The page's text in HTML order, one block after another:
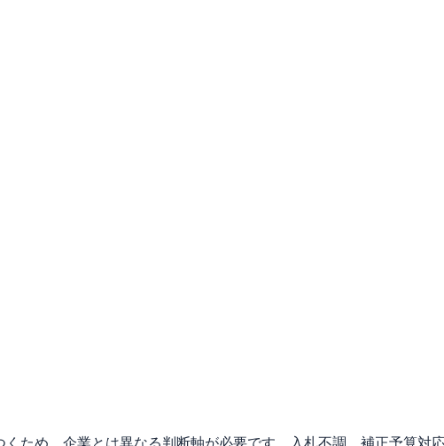
ため、企業とは異なる判断軸が必要です。入札不調、補正予算対